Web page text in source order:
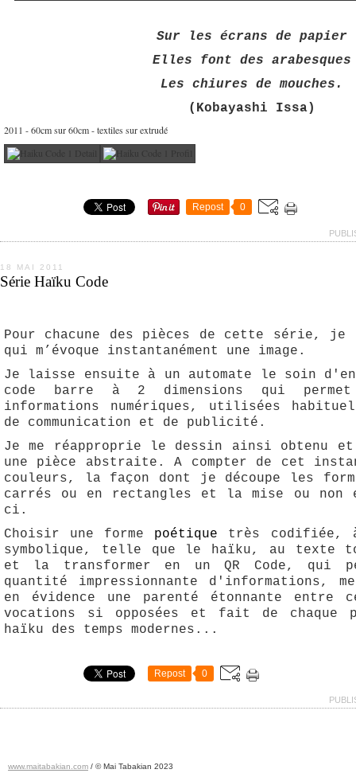
Sur les écrans de papier
Elles font des arabesques
Les chiures de mouches.
(Kobayashi Issa)
2011 - 60cm sur 60cm - textiles sur extrudé
Repost 0
18 MAI 2011
Série Haïku Code
Pour chacune des pièces de cette série, je
qui m’évoque instantanément une image.
Je laisse ensuite à un automate le soin
code barre à 2 dimensions qui
informations numériques, utilisées
de communication et de publicité.
Je me réapproprie le dessin ainsi obtenu
une pièce abstraite. A compter de cet
couleurs, la façon dont je découpe les
carrés ou en rectangles et la mise ou
ci.
Choisir une forme poétique très codifiée, à
symbolique, telle que le haïku, au texte
et la transformer en un QR Code, qui
quantité impressionnante d'informations,
en évidence une parenté étonnante entre
vocations si opposées et fait de chaque
haïku des temps modernes...
Repost 0
www.maitabakian.com / © Mai Tabakian 2023